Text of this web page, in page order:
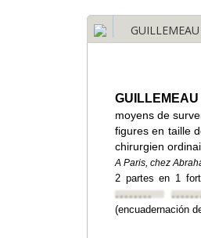
moyens de
figures en taille
chirurgien
A Paris, chez
2 partes en 1
••••••••
(encuadernación